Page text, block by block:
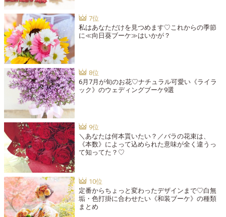
私はあなただけを見つめます♡これからの季節
に≪向日葵ブーケ≫はいかが？
6月7月が旬のお花♡ナチュラル可愛い《ライラ
ック》のウェディングブーケ9選
＼あなたは何本貰いたい？／バラの花束は、
《本数》によって込められた意味が全く違うっ
て知ってた？♡
定番からちょっと変わったデザインまで♡白無
垢・色打掛に合わせたい《和装ブーケ》の種類
まとめ